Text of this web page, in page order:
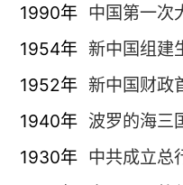
1990年 中国第一次
1954年 新中国组建
1952年 新中国财政
1940年 波罗的海三
1930年 中共成立总